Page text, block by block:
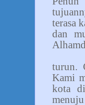
terasa
dan
turun.
Kami
kota